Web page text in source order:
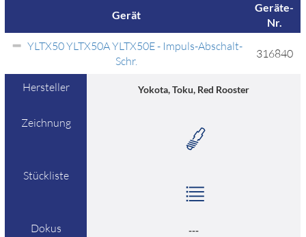
Gerät
Geräte-
Nr.
YLTX50 YLTX50A YLTX50E - Impuls-Abschalt-
Schr.
316840
Hersteller Yokota, Toku, Red Rooster
Zeichnung
Stückliste
Dokus ---